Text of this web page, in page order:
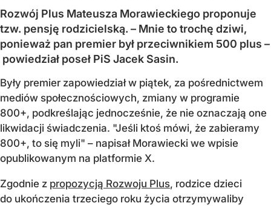
Rozwój Plus Mateusza Morawieckiego proponuje
tzw. pensję rodzicielską. – Mnie to trochę dziwi,
ponieważ pan premier był przeciwnikiem 500 plus –
powiedział poseł PiS Jacek Sasin.
Były premier zapowiedział w piątek, za pośrednictwem
mediów społecznościowych, zmiany w programie
800+, podkreślając jednocześnie, że nie oznaczają one
likwidacji świadczenia. "Jeśli ktoś mówi, że zabieramy
800+, to się myli" – napisał Morawiecki we wpisie
opublikowanym na platformie X.
Zgodnie z propozycją Rozwoju Plus, rodzice dzieci
do ukończenia trzeciego roku życia otrzymywaliby